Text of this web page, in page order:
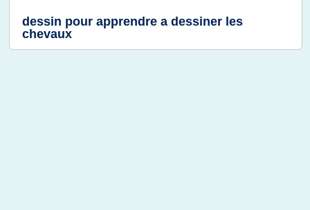
dessin pour apprendre a dessiner les
chevaux